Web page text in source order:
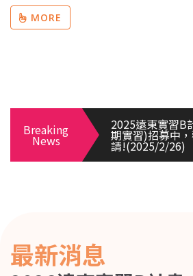
MORE
Breaking
News
2025遠東實習B
期實習)招募中
請!(2025/2/26)
最新消息